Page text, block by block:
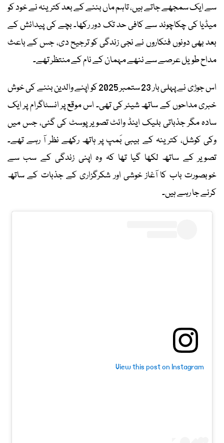
سے ایک سمجھے جاتے ہیں، تاہم ماں بننے کے بعد کترینہ نے خود کو
میڈیا کی چکاچوند سے کافی حد تک دور رکھا۔ بچے کی پیدائش کے
بعد بھی دونوں فنکاروں نے نجی زندگی کو ترجیح دی، جس کے باعث
مداح طویل عرصے سے ننھے مہمان کے نام کے منتظر تھے۔
اس جوڑی نے پہلی بار 23 ستمبر 2025 کو اپنے والدین بننے کی خوش
خبری مداحوں کے ساتھ شیئر کی تھی۔ اس موقع پر انسٹاگرام پر ایک
سادہ مگر جذباتی بلیک اینڈ وائٹ تصویر پوسٹ کی گئی، جس میں
وکی کوشل، کترینہ کے بیبی بَمپ پر ہاتھ رکھے نظر آ رہے تھے۔
تصویر کے ساتھ لکھا گیا تھا کہ وہ اپنی زندگی کے سب سے
خوبصورت باب کا آغاز خوشی اور شکرگزاری کے جذبات کے ساتھ
کرنے جا رہے ہیں۔
View this post on Instagram